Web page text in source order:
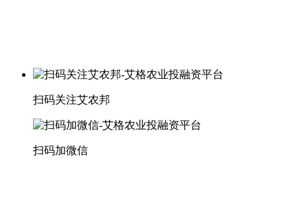
扫码关注艾农邦
扫码加微信